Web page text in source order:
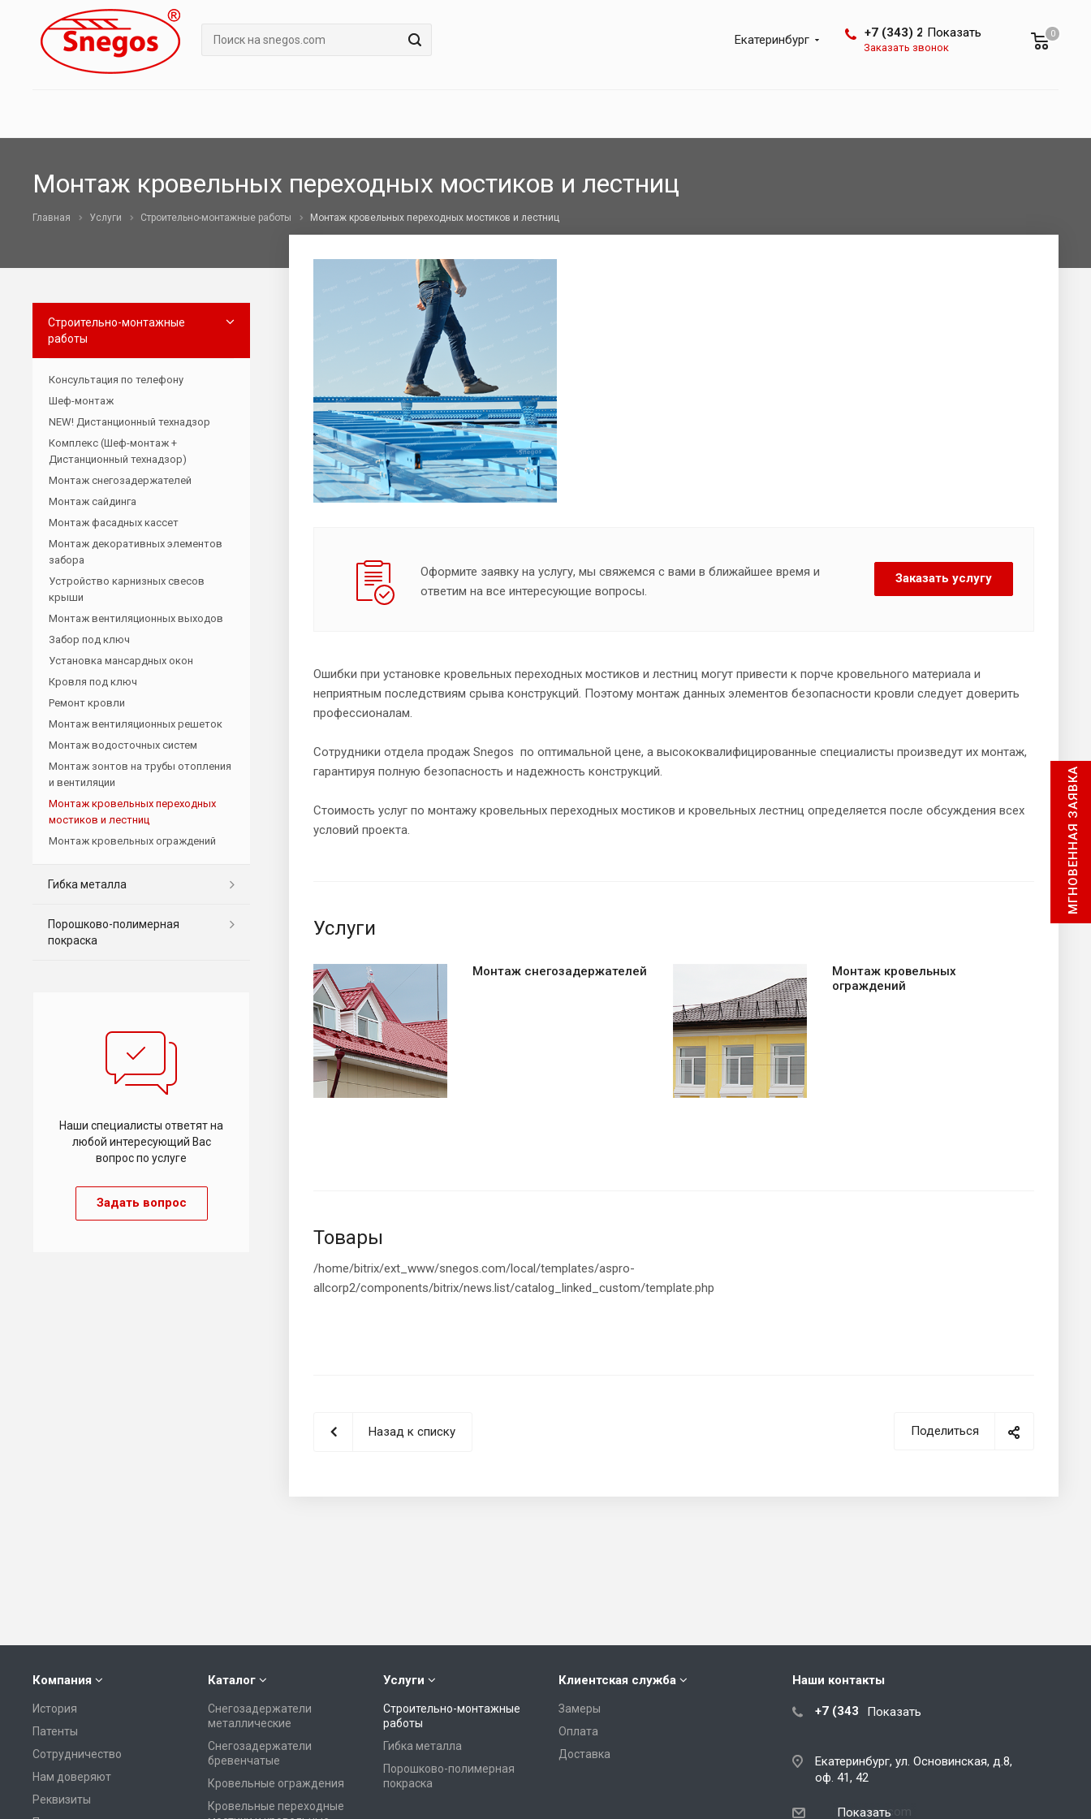
0
Екатеринбург +7 (343) 288-07-25
Показать
Заказать звонок
Монтаж кровельных переходных мостиков и лестниц
Главная Услуги Строительно-монтажные работы Монтаж кровельных переходных мостиков и лестниц
Оформите заявку на услугу, мы свяжемся с вами в ближайшее время и
ответим на все интересующие вопросы.
Заказать услугу
Ошибки при установке кровельных переходных мостиков и лестниц могут привести к порче кровельного материала и
неприятным последствиям срыва конструкций. Поэтому монтаж данных элементов безопасности кровли следует доверить
профессионалам.
Сотрудники отдела продаж Snegos по оптимальной цене, а высококвалифицированные специалисты произведут их монтаж,
гарантируя полную безопасность и надежность конструкций.
Стоимость услуг по монтажу кровельных переходных мостиков и кровельных лестниц определяется после обсуждения всех
условий проекта.
Услуги
Монтаж снегозадержателей
Монтаж кровельных
ограждений
Товары
/home/bitrix/ext_www/snegos.com/local/templates/aspro-
allcorp2/components/bitrix/news.list/catalog_linked_custom/template.php
Поделиться
Назад к списку
Строительно-монтажные
работы
Консультация по телефону
Шеф-монтаж
NEW! Дистанционный технадзор
Комплекс (Шеф-монтаж +
Дистанционный технадзор)
Монтаж снегозадержателей
Монтаж сайдинга
Монтаж фасадных кассет
Монтаж декоративных элементов
забора
Устройство карнизных свесов
крыши
Монтаж вентиляционных выходов
Забор под ключ
Установка мансардных окон
Кровля под ключ
Ремонт кровли
Монтаж вентиляционных решеток
Монтаж водосточных систем
Монтаж зонтов на трубы отопления
и вентиляции
Монтаж кровельных переходных
мостиков и лестниц
Монтаж кровельных ограждений
Гибка металла
Порошково-полимерная
покраска
Наши специалисты ответят на
любой интересующий Вас
вопрос по услуге
Задать вопрос
Компания
История
Патенты
Сотрудничество
Нам доверяют
Реквизиты
Каталог
Снегозадержатели
металлические
Снегозадержатели
бревенчатые
Кровельные ограждения
Кровельные переходные
Услуги
Строительно-монтажные
работы
Гибка металла
Порошково-полимерная
покраска
Клиентская служба
Замеры
Оплата
Доставка
Наши контакты
+7 (343) 288-07-25
Показать
Екатеринбург, ул. Основинская, д.8,
оф. 41, 42
ekb@snegos.com
Показать
МГНОВЕННАЯ ЗАЯВКА